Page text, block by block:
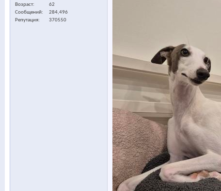
Возраст
62
Сообщений
284,496
Репутация
370550